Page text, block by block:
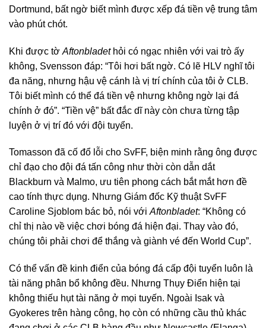
Dortmund, bất ngờ biết mình được xếp đá tiền vệ trung tâm
vào phút chót.
Khi được tờ Aftonbladet hỏi có ngạc nhiên với vai trò ấy
không, Svensson đáp: “Tôi hơi bất ngờ. Có lẽ HLV nghĩ tôi
đa năng, nhưng hậu vệ cánh là vị trí chính của tôi ở CLB.
Tôi biết mình có thể đá tiền vệ nhưng không ngờ lại đá
chính ở đó”. “Tiền vệ” bất đắc dĩ này còn chưa từng tập
luyện ở vị trí đó với đội tuyển.
Tomasson đã cố đổ lỗi cho SvFF, biện minh rằng ông được
chỉ đạo cho đội đá tấn công như thời còn dẫn dắt
Blackburn và Malmo, ưu tiên phong cách bắt mắt hơn đề
cao tính thực dụng. Nhưng Giám đốc Kỹ thuật SvFF
Caroline Sjoblom bác bỏ, nói vớiAftonbladet: “Không có
chỉ thị nào về việc chơi bóng đá hiện đại. Thay vào đó,
chúng tôi phải chơi để thắng và giành vé đến World Cup”.
Có thể vấn đề kinh điển của bóng đá cấp đội tuyển luôn là
tài năng phân bổ không đều. Nhưng Thụy Điển hiện tại
không thiếu hụt tài năng ở mọi tuyến. Ngoài Isak và
Gyokeres trên hàng công, họ còn có những cầu thủ khác